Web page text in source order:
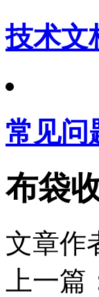
技术文
常见问
布袋
文章
上一篇